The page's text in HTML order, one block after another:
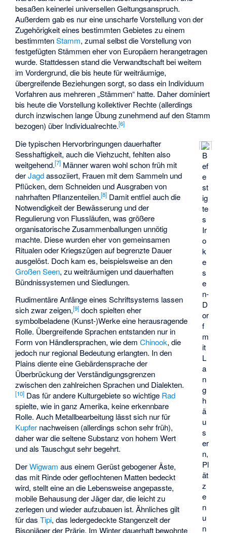
besaßen keinerlei universellen Geltungsanspruch.
Außerdem gab es nur eine unscharfe Vorstellung von der
Zugehörigkeit eines bestimmten Gebietes zu einem
bestimmtenStamm, zumal selbst die Vorstellung von
festgefügten Stämmen eher von Europäern herangetragen
wurde. Stattdessen stand die Verwandtschaft bei weitem
im Vordergrund, die bis heute für weiträumige,
übergreifende Beziehungen sorgt, so dass ein Individuum
Vorfahren aus mehreren „Stämmen“ hatte. Daher dominiert
bis heute die Vorstellung kollektiver Rechte (allerdings
durch inzwischen lange Übung zunehmend auf den Stamm
bezogen) über Individualrechte.[6]
B
ef
e
st
ig
te
s
Ir
o
k
e
s
e
n-
D
or
f
m
it
L
a
n
g
h
ä
u
s
er
n,
Pl
ät
z
e
n
u
n
Die typischen Hervorbringungen dauerhafter
Sesshaftigkeit, auch die Viehzucht, fehlten also
weitgehend.[7] Männer waren wohl schon früh mit
derJagdassoziiert, Frauen mit dem Sammeln und
Pflücken, dem Schneiden und Ausgraben von
nahrhaften Pflanzenteilen.[8] Damit entfiel auch die
Notwendigkeit der Bewässerung und der
Regulierung von Flussläufen, was größere
organisatorische Zusammenballungen unnötig
machte. Diese wurden eher von gemeinsamen
Ritualen oder Kriegszügen auf begrenzte Dauer
ausgelöst. Doch kam es, beispielsweise an den
Großen Seen, zu weiträumigen und dauerhaften
Bündnissystemen und Siedlungen.
Rudimentäre Anfänge eines Schriftsystems lassen
sich zwar zeigen,[9] doch spielten eher
symbolbeladene (Kunst-)Werke eine herausragende
Rolle. Übergreifende Sprachen entstanden nur in
Form von Händlersprachen, wie demChinook, die
jedoch nur regional Bedeutung erlangten. In den
Plains diente eine Gebärdensprache der
Überbrückung der Verständigungsgrenzen
zwischen den zahlreichen Sprachen und Dialekten.
[10] Das für andere Kulturgebiete so wichtige Rad
spielte, wie in ganz Amerika, keine erkennbare
Rolle. Auch Metallbearbeitung lässt sich nur für
Kupfer nachweisen (allerdings schon sehr früh),
daher war die seltene Substanz von hohem Wert
und als Tauschgut sehr begehrt.
DerWigwam aus einem Gerüst gebogener Äste,
das mit Rinde oder geflochtenen Matten bedeckt
wird, stellt eine an die Lebensweise angepasste,
mobile Behausung der Jäger dar, die leicht zu
zerlegen und wieder aufzubauen ist. Ähnliches gilt
für dasTipi, das ledergedeckte Stangenzelt der
Bisonjäger der Prärie. Im Winter dauerhaft bewohnte